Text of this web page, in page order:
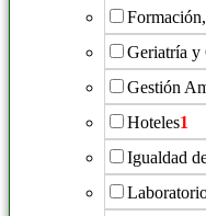
Geriatría y
Gestión
Hoteles1
Igualdad